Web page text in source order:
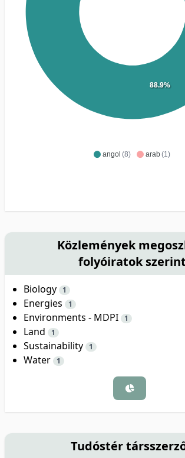
angol (8) arab(1)
88.9%
Közlemények
folyóiratok szerint
Biology 1
Energies 1
Environments - MDPI 1
Land 1
Sustainability 1
Water 1
Tudóstér